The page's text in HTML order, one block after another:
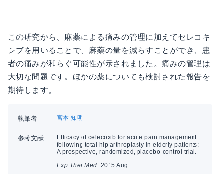
この研究から、麻薬による痛みの管理に加えてセレコキ
シブを用いることで、麻薬の量を減らすことができ、患
者の痛みが和らぐ可能性が示されました。痛みの管理は
大切な問題です。ほかの薬についても検討された報告を
期待します。
執筆者 宮本 知明
参考文献
Efficacy of celecoxib for acute pain management
following total hip arthroplasty in elderly patients:
A prospective, randomized, placebo-control trial.
Exp Ther Med . 2015 Aug